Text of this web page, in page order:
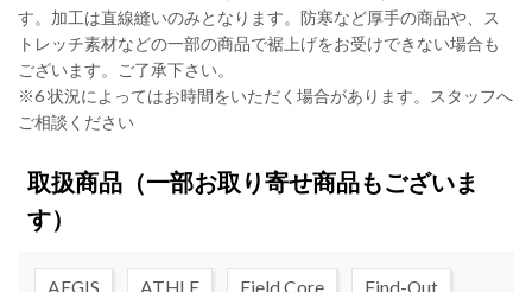
す。加工は直線縫いのみとなります。防寒など厚手の商品や、ス
トレッチ素材などの一部の商品で裾上げをお受けできない場合も
ございます。ご了承下さい。
※6 状況によってはお時間をいただく場合があります。スタッフへ
ご相談ください
取扱商品（一部お取り寄せ商品もございま
す）
AEGIS ATHLE Field Core Find-Out